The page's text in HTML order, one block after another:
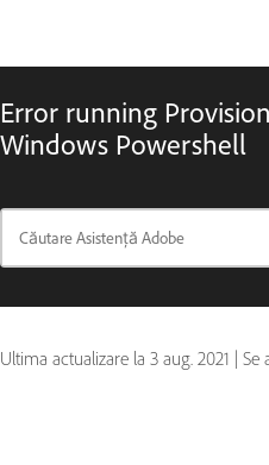
Error running
Windows Powershell
Ultima actualizare la 3 aug. 2021 | Se